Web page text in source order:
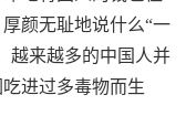
颜无耻地说什么“一
来越多的中国人并
进过多毒物而生